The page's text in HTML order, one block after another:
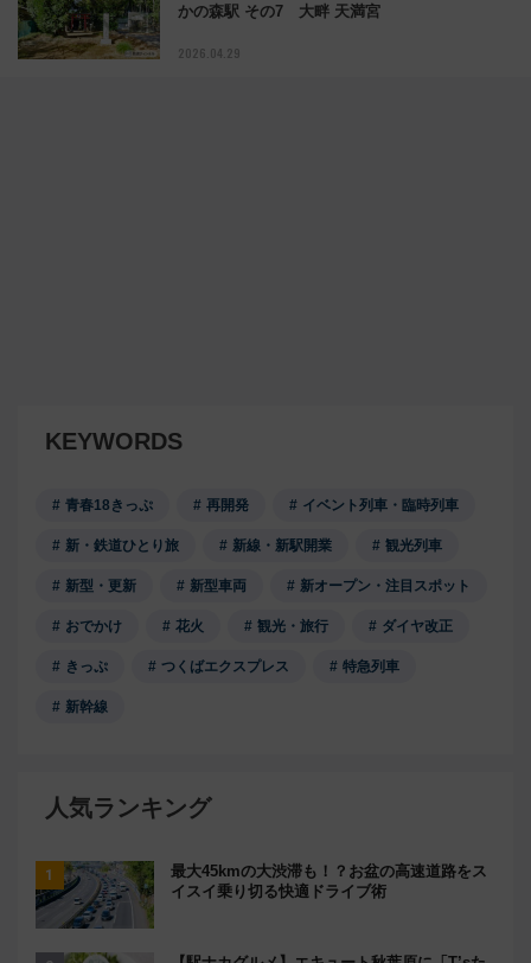
かの森駅 その7 大畔 天満宮
2026.04.29
KEYWORDS
青春18きっぷ 再開発 イベント列車・臨時列車
新・鉄道ひとり旅 新線・新駅開業 観光列車
新型・更新 新型車両 新オープン・注目スポット
おでかけ 花火 観光・旅行 ダイヤ改正
きっぷ つくばエクスプレス 特急列車
新幹線
人気ランキング
最大45kmの大渋滞も！？お盆の高速道路をス
イスイ乗り切る快適ドライブ術